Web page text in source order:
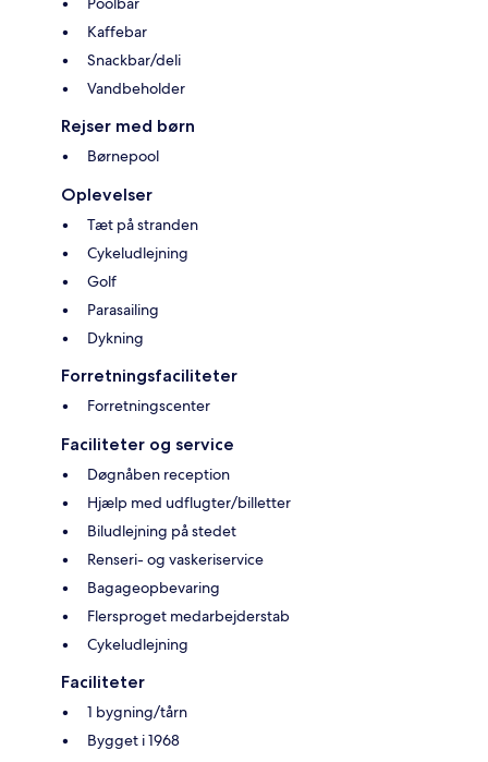
Kaffebar
Snackbar/deli
Vandbeholder
Rejser med børn
Børnepool
Oplevelser
Tæt på stranden
Cykeludlejning
Golf
Parasailing
Dykning
Forretningsfaciliteter
Forretningscenter
Faciliteter og service
Døgnåben reception
Hjælp med udflugter/billetter
Biludlejning på stedet
Renseri- og vaskeriservice
Bagageopbevaring
Flersproget medarbejderstab
Cykeludlejning
Faciliteter
1 bygning/tårn
Bygget i 1968